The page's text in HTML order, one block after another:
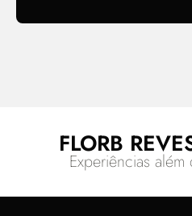
FLORB
Experiências